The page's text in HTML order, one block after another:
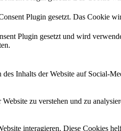
Plugin gesetzt. Das Cookie
Plugin gesetzt und wird
Inhalts der Website auf Social-
zu verstehen und zu
interagieren. Diese Cookies